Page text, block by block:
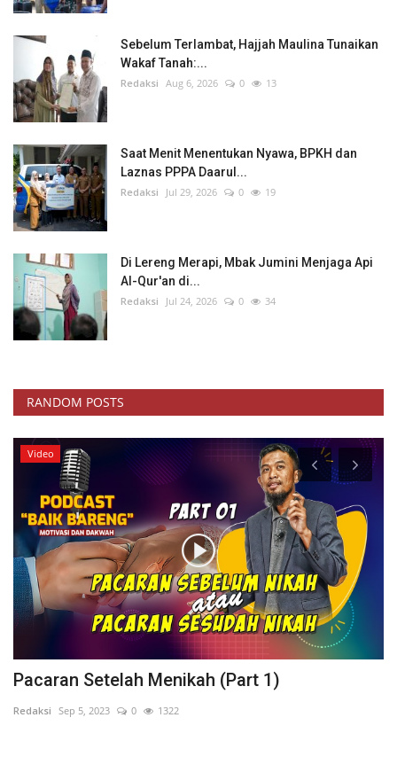
Sebelum Terlambat, Hajjah Maulina Tunaikan
Wakaf Tanah:...
Redaksi Aug 6, 2026 0 13
Saat Menit Menentukan Nyawa, BPKH dan
Laznas PPPA Daarul...
Redaksi Jul 29, 2026 0 19
Di Lereng Merapi, Mbak Jumini Menjaga Api
Al-Qur'an di...
Redaksi Jul 24, 2026 0 34
RANDOM POSTS
Video
Pacaran Setelah Menikah (Part 1)
Redaksi Sep 5, 2023 0 1322